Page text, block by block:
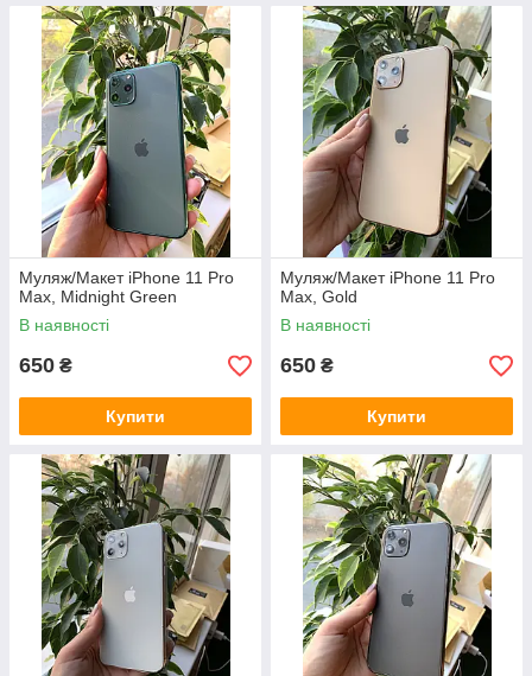
Муляж/Макет iPhone 11 Pro
Max, Midnight Green
В наявності
650 ₴
Купити
Муляж/Макет iPhone 11 Pro
Max, Gold
В наявності
650 ₴
Купити